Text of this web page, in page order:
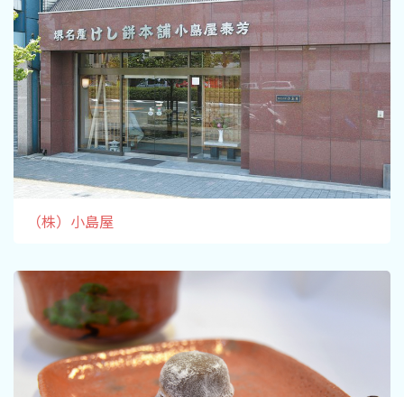
（株）小島屋